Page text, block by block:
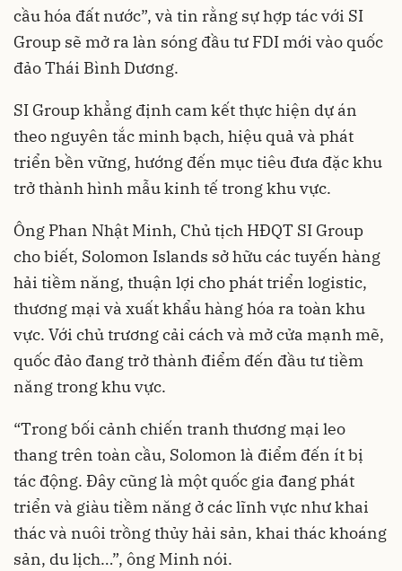
cầu hóa đất nước”, và tin rằng sự hợp tác với SI
Group sẽ mở ra làn sóng đầu tư FDI mới vào quốc
đảo Thái Bình Dương.
SI Group khẳng định cam kết thực hiện dự án
theo nguyên tắc minh bạch, hiệu quả và phát
triển bền vững, hướng đến mục tiêu đưa đặc khu
trở thành hình mẫu kinh tế trong khu vực.
Ông Phan Nhật Minh, Chủ tịch HĐQT SI Group
cho biết, Solomon Islands sở hữu các tuyến hàng
hải tiềm năng, thuận lợi cho phát triển logistic,
thương mại và xuất khẩu hàng hóa ra toàn khu
vực. Với chủ trương cải cách và mở cửa mạnh mẽ,
quốc đảo đang trở thành điểm đến đầu tư tiềm
năng trong khu vực.
“Trong bối cảnh chiến tranh thương mại leo
thang trên toàn cầu, Solomon là điểm đến ít bị
tác động. Đây cũng là một quốc gia đang phát
triển và giàu tiềm năng ở các lĩnh vực như khai
thác và nuôi trồng thủy hải sản, khai thác khoáng
sản, du lịch…”, ông Minh nói.